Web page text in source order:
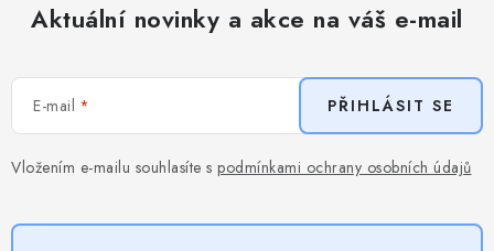
Aktuální novinky a akce na váš e-mail
E-mail
Vložením e-mailu souhlasíte s podmínkami ochrany osobních údajů
PŘIHLÁSIT SE